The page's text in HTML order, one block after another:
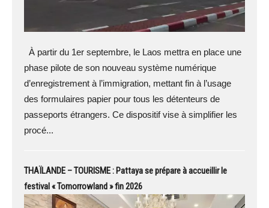
À partir du 1er septembre, le Laos mettra en place une
phase pilote de son nouveau système numérique
d’enregistrement à l’immigration, mettant fin à l’usage
des formulaires papier pour tous les détenteurs de
passeports étrangers. Ce dispositif vise à simplifier les
procé...
THAÏLANDE – TOURISME : Pattaya se prépare à accueillir le
festival « Tomorrowland » fin 2026